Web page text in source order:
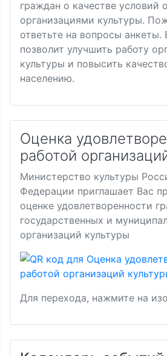
граждан о качестве условий
организациями культуры.
ответьте на вопросы
позволит улучшить работу
культуры и повысить
населению.
Оценка
работой
Министерство культуры
Федерации приглашает Вас
оценке удовлетворенности
государственных и
организаций культуры
Для перехода, нажмите на